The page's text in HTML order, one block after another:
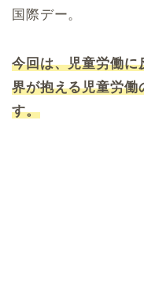
国際デー。
今回は、児童労働に
界が抱える児童労働
す。